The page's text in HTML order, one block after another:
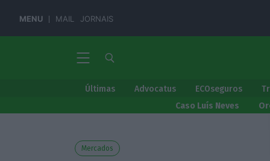
MENU MAIL JORNAIS
Últimas Advocatus ECOseguros
Caso Luís Neves
Mercados